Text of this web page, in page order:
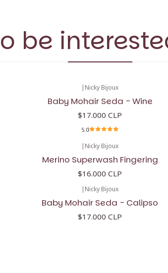
be
| Nicky Bijoux
Baby Mohair Seda - Wine
$17.000 CLP
5.0
| Nicky Bijoux
Merino Superwash Fingering
$16.000 CLP
| Nicky Bijoux
Baby Mohair Seda - Calipso
$17.000 CLP